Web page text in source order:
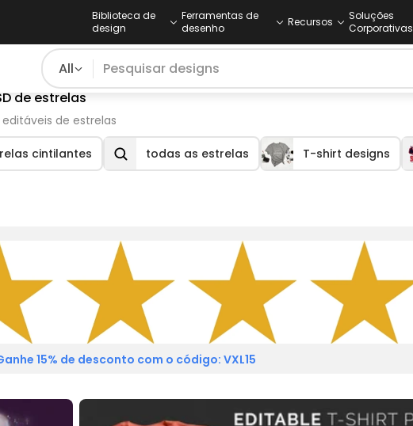
Biblioteca de
design
Ferramentas de
desenho
Recursos
Soluções
Corporativas
All
de estrelas
de estrelas
cintilantes todas as estrelas T-shirt designs
15% de desconto com o código: VXL15